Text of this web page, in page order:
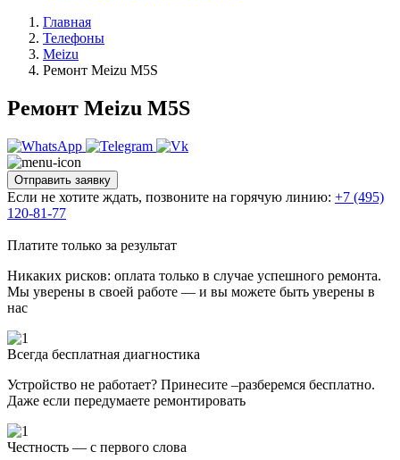
Главная
Телефоны
Meizu
Ремонт Meizu M5S
Ремонт Meizu M5S
Отправить заявку
Если не хотите ждать, позвоните на горячую линию: +7 (495)
120-81-77
Платите только за результат
Никаких рисков: оплата только в случае успешного ремонта.
Мы уверены в своей работе — и вы можете быть уверены в
нас
Всегда бесплатная диагностика
Устройство не работает? Принесите –разберемся бесплатно.
Даже если передумаете ремонтировать
Честность — с первого слова